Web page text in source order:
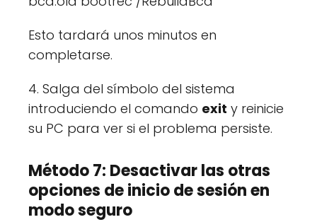
Esto tardará unos minutos en
completarse.
4. Salga del símbolo del sistema
introduciendo el comando exit y reinicie
su PC para ver si el problema persiste.
Método 7: Desactivar las otras
opciones de inicio de sesión en
modo seguro